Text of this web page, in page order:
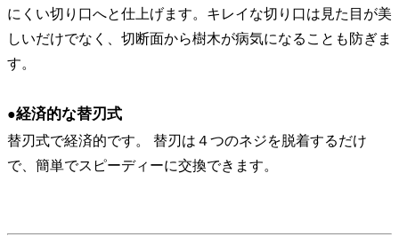
にくい切り口へと仕上げます。キレイな切り口は見た目が美
しいだけでなく、切断面から樹木が病気になることも防ぎま
す。
●経済的な替刃式
替刃式で経済的です。 替刃は４つのネジを脱着するだけ
で、簡単でスピーディーに交換できます。